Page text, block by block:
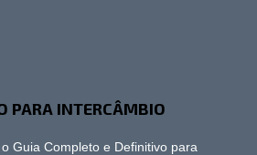
PARA INTERCÂMBIO
Guia Completo e Definitivo para